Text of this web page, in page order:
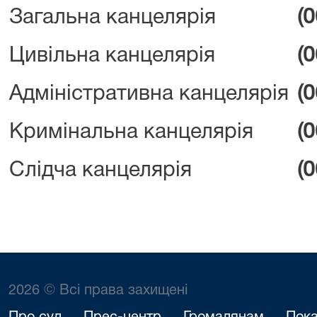
Загальна канцелярія
Цивільна канцелярія
Адміністративна канцелярія
Кримінальна канцелярія
Слідча канцелярія
2026 © Всі права захищені